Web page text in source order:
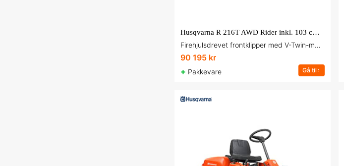
Husqvarna R 216T AWD Rider inkl. 103 cm Combi-klippeaggregat
Firehjulsdrevet frontklipper med V-Twin-motor
90 195 kr
+ Pakkevare Gå til